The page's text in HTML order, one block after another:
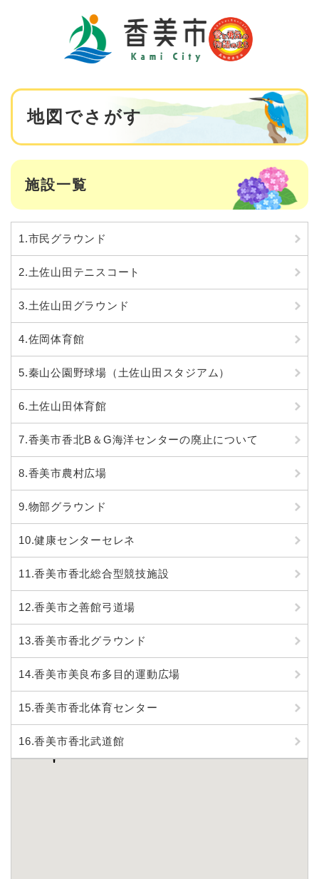
本
地図でさがす
施設一覧
1.市民グラウンド
2.土佐山田テニスコート
3.土佐山田グラウンド
4.佐岡体育館
5.秦山公園野球場（土佐山田スタジアム）
6.土佐山田体育館
7.香美市香北B＆G海洋センターの廃止について
8.香美市農村広場
9.物部グラウンド
10.健康センターセレネ
11.香美市香北総合型競技施設
12.香美市之善館弓道場
13.香美市香北グラウンド
14.香美市美良布多目的運動広場
15.香美市香北体育センター
16.香美市香北武道館